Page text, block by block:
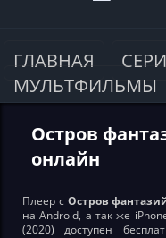
ГЛАВНАЯ
МУЛЬТФИЛЬМЫ
Остров
онлайн
Плеер с Остров
на Android, а так же
(2020) доступен